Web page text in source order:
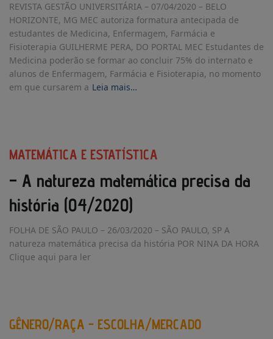
REVISTA GESTÃO UNIVERSITÁRIA – 07/04/2020 – BELO
HORIZONTE, MG MEC autoriza formatura antecipada de
estudantes de Medicina, Enfermagem, Farmácia e
Fisioterapia GUILHERME PERA, DO PORTAL MEC Estudantes de
Medicina poderão se formar ao concluir 75% do internato e
alunos de Enfermagem, Farmácia e Fisioterapia, no momento
em que cursarem a Leia mais…
MATEMÁTICA E ESTATÍSTICA
– A natureza matemática precisa da
história (04/2020)
FOLHA DE SÃO PAULO – 26/03/2020 – SÃO PAULO, SP A
natureza matemática precisa da história POR NINA DA HORA
Clique aqui para ler
GÊNERO/RAÇA - ESCOLHA/MERCADO